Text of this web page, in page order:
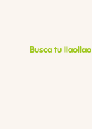
Busca tu llaollao